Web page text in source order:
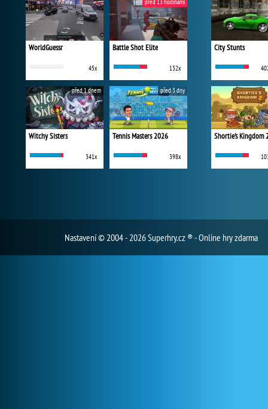
WorldGuessr
45x
Battle Shot Elite
132x
před 13 hodinami
Witchy Sisters
341x
před 1 dnem
Tennis Masters 2026
398x
před 3 dny
City Stunts
Shortie's Kingdom
Nastavení© 2004 - 2026 Superhry.cz ® - Online hry zdarma